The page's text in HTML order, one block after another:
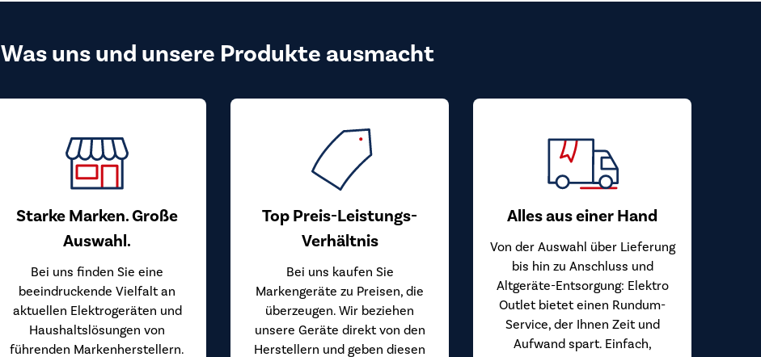
Was uns und unsere Produkte ausmacht
Starke Marken. Große
Auswahl.
Bei uns finden Sie eine
beeindruckende Vielfalt an
aktuellen Elektrogeräten und
Haushaltslösungen von
führenden Markenherstellern.
Top Preis-Leistungs-
Verhältnis
Bei uns kaufen Sie
Markengeräte zu Preisen, die
überzeugen. Wir beziehen
unsere Geräte direkt von den
Herstellern und geben diesen
Alles aus einer Hand
Von der Auswahl über Lieferung
bis hin zu Anschluss und
Altgeräte-Entsorgung: Elektro
Outlet bietet einen Rundum-
Service, der Ihnen Zeit und
Aufwand spart. Einfach,